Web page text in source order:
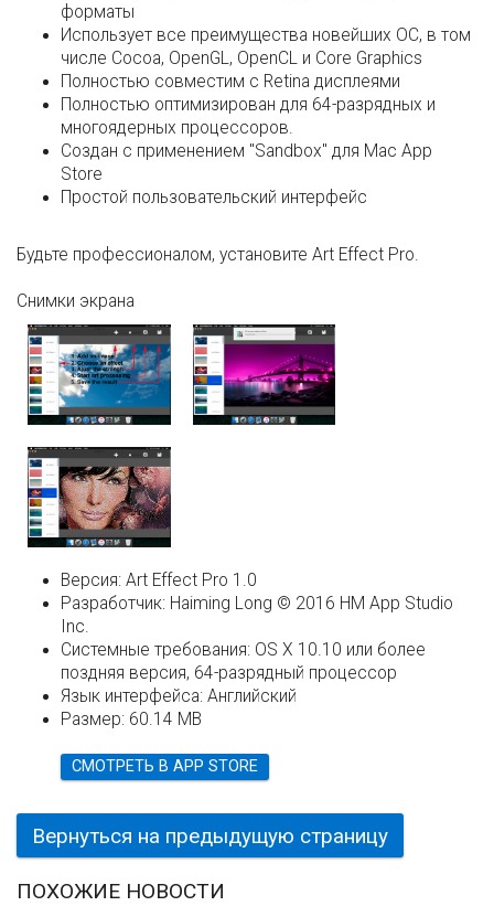
форматы
Использует все преимущества новейших ОС, в том
числе Cocoa, OpenGL, OpenCL и Core Graphics
Полностью совместим с Retina дисплеями
Полностью оптимизирован для 64-разрядных и
многоядерных процессоров.
Создан с применением "Sandbox" для Mac App
Store
Простой пользовательский интерфейс
Будьте профессионалом, установите Art Effect Pro.
Снимки экрана
Версия: Art Effect Pro 1.0
Разработчик: Haiming Long © 2016 HM App Studio
Inc.
Системные требования: OS X 10.10 или более
поздняя версия, 64-разрядный процессор
Язык интерфейса: Английский
Размер: 60.14 MB
СМОТРЕТЬ В APP STORE
Вернуться на предыдущую страницу
ПОХОЖИЕ НОВОСТИ